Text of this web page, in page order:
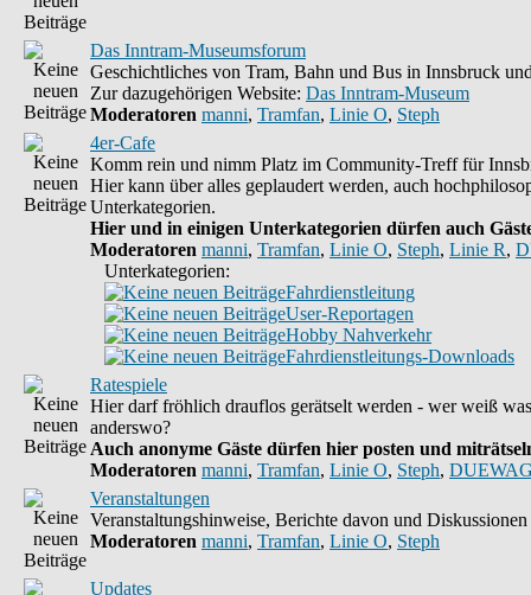
Das Inntram-Museumsforum
Geschichtliches von Tram, Bahn und Bus in Innsbruck
Zur dazugehörigen Website: Das Inntram-Museum
Moderatoren manni, Tramfan, Linie O, Steph
4er-Cafe
Komm rein und nimm Platz im Community-Treff für
Hier kann über alles geplaudert werden, auch
Unterkategorien.
Hier und in einigen Unterkategorien dürfen auch
Moderatoren manni, Tramfan, Linie O, Steph, Linie R,
Unterkategorien:
Fahrdienstleitung
User-Reportagen
Hobby Nahverkehr
Fahrdienstleitungs-Downloads
Ratespiele
Hier darf fröhlich drauflos gerätselt werden - wer weiß
anderswo?
Auch anonyme Gäste dürfen hier posten und
Moderatoren manni, Tramfan, Linie O, Steph,
Veranstaltungen
Veranstaltungshinweise, Berichte davon und Diskussionen
Moderatoren manni, Tramfan, Linie O, Steph
Updates